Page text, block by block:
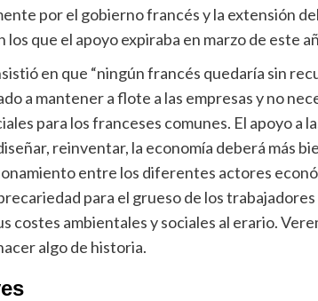
por el gobierno francés y la extensión
los que el apoyo expiraba en marzo de este
en que “ningún francés quedaría sin
a mantener a flote a las empresas y no
para los franceses comunes. El apoyo a
reinventar, la economía deberá más
entre los diferentes actores
para el grueso de los
costes ambientales y sociales al erario.
algo de historia.